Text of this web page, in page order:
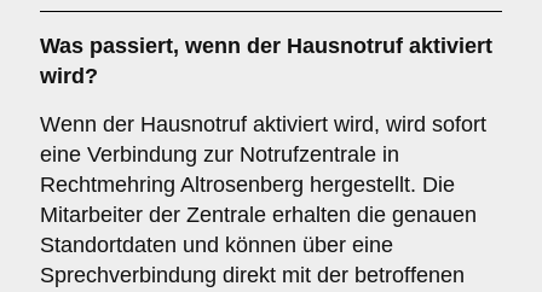
Was passiert, wenn der Hausnotruf aktiviert
wird?
Wenn der Hausnotruf aktiviert wird, wird sofort
eine Verbindung zur Notrufzentrale in
Rechtmehring Altrosenberg hergestellt. Die
Mitarbeiter der Zentrale erhalten die genauen
Standortdaten und können über eine
Sprechverbindung direkt mit der betroffenen